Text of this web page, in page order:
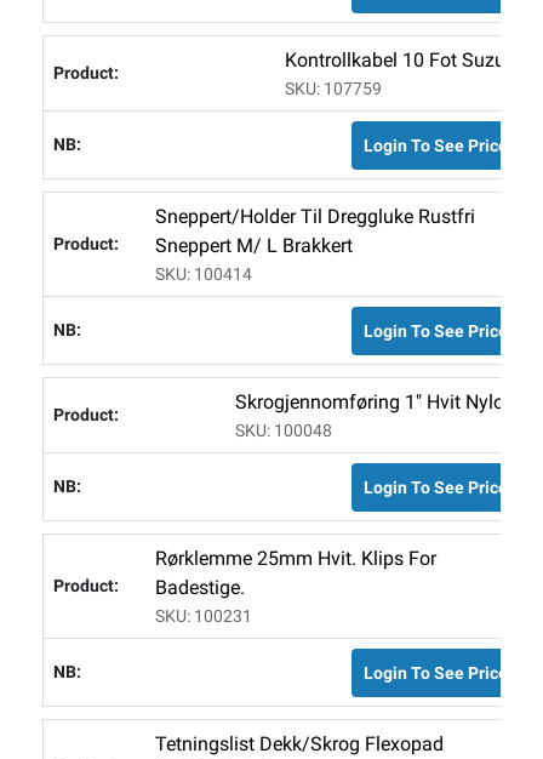
Kontrollkabel 10 Fot Suzuki
SKU: 107759
Login To See Price
Sneppert/holder Til Dreggluke Rustfri
Sneppert M/ L Brakkert
SKU: 100414
Login To See Price
Skrogjennomføring 1" Hvit Nylon.
SKU: 100048
Login To See Price
Rørklemme 25mm Hvit. Klips For
Badestige.
SKU: 100231
Login To See Price
Tetningslist Dekk/Skrog Flexopad